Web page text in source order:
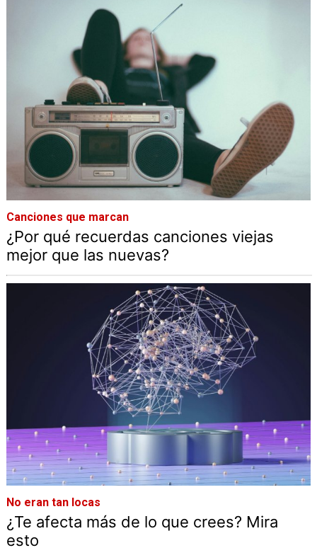
Canciones que marcan
¿Por qué recuerdas canciones viejas
mejor que las nuevas?
No eran tan locas
¿Te afecta más de lo que crees? Mira
esto